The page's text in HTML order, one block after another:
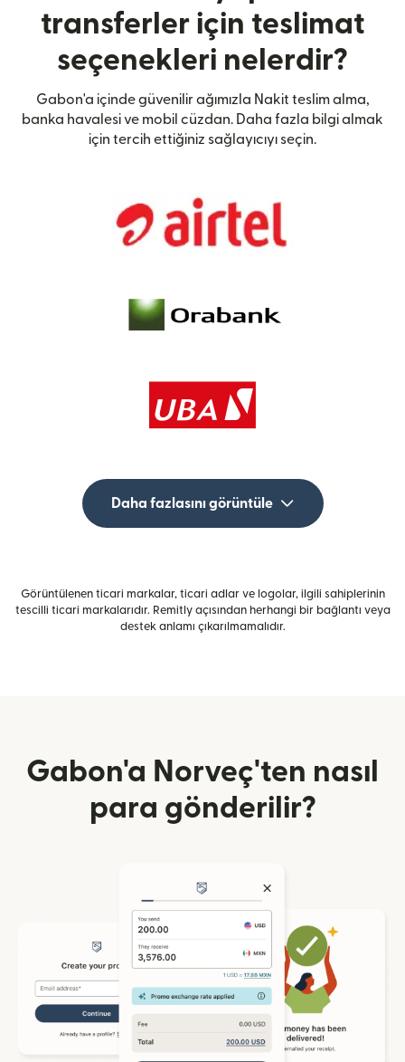
transferler için teslimat
seçenekleri nelerdir?
Gabon'a içinde güvenilir ağımızla Nakit teslim alma,
banka havalesi ve mobil cüzdan. Daha fazla bilgi almak
için tercih ettiğiniz sağlayıcıyı seçin.
Daha fazlasını görüntüle
Görüntülenen ticari markalar, ticari adlar ve logolar, ilgili sahiplerinin
tescilli ticari markalarıdır. Remitly açısından herhangi bir bağlantı veya
destek anlamı çıkarılmamalıdır.
Gabon'a Norveç'ten nasıl
para gönderilir?